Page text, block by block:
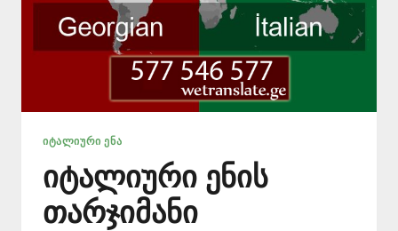
ᲘᲢᲐᲚᲘᲣᲠᲘ ᲔᲜᲐ
იტალიური ენის
თარჯიმანი